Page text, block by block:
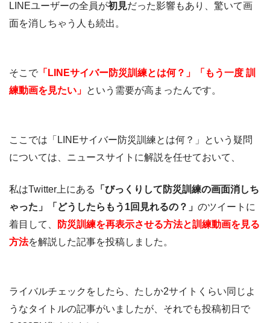
LINEユーザーの全員が初見だった影響もあり、驚いて画
面を消しちゃう人も続出。
そこで 「LINEサイバー防災訓練とは何？」「もう一度 訓
練動画を見たい」 という需要が高まったんです。
ここでは「LINEサイバー防災訓練とは何？」という疑問
については、ニュースサイトに解説を任せておいて、
私はTwitter上にある
「びっくりして防災訓練の画面消しち
ゃった」「どうしたらもう1回見れるの？」 のツイートに
着目して、
防災訓練を再表示させる方法と訓練動画を見る
方法を解説した記事を投稿しました。
ライバルチェックをしたら、たしか2サイトくらい同じよ
うなタイトルの記事がいましたが、それでも投稿初日で